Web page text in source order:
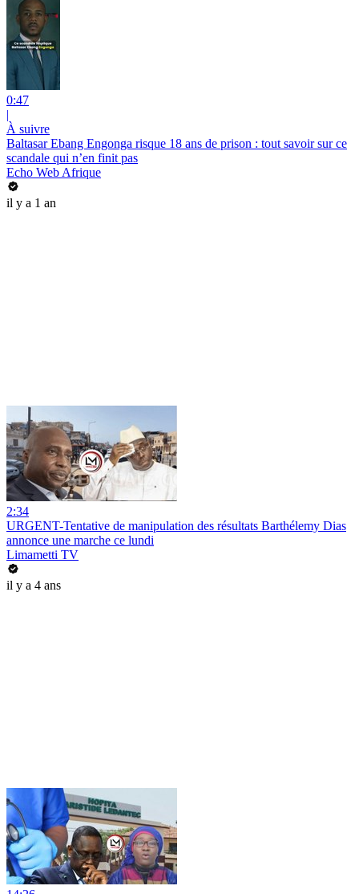
0:47
|
À suivre
Baltasar Ebang Engonga risque 18 ans de prison : tout savoir sur ce
scandale qui n’en finit pas
Echo Web Afrique
il y a 1 an
2:34
URGENT-Tentative de manipulation des résultats Barthélemy Dias
annonce une marche ce lundi
Limametti TV
il y a 4 ans